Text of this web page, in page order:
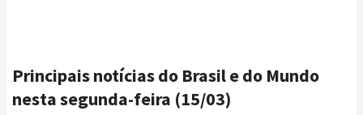
Principais notícias do Brasil e do Mundo
nesta segunda-feira (15/03)